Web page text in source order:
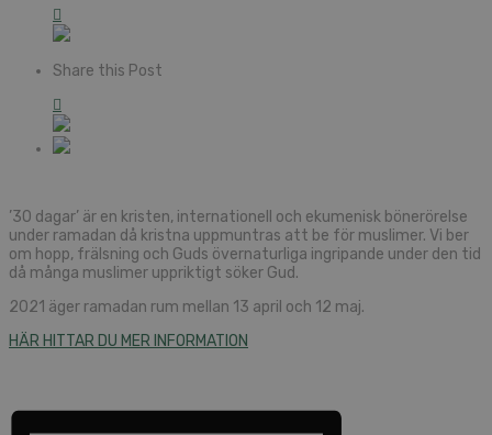
Share this Post
’30 dagar’ är en kristen, internationell och ekumenisk bönerörelse
under ramadan då kristna uppmuntras att be för muslimer. Vi ber
om hopp, frälsning och Guds övernaturliga ingripande under den tid
då många muslimer uppriktigt söker Gud.
2021 äger ramadan rum mellan 13 april och 12 maj.
HÄR HITTAR DU MER INFORMATION